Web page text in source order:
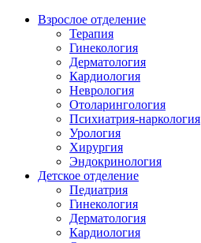
Взрослое отделение
Терапия
Гинекология
Дерматология
Кардиология
Неврология
Отоларингология
Психиатрия-наркология
Урология
Хирургия
Эндокринология
Детское отделение
Педиатрия
Гинекология
Дерматология
Кардиология